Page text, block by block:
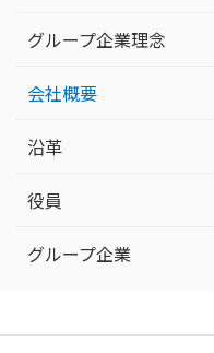
グループ企業理念
会社概要
沿革
役員
グループ企業